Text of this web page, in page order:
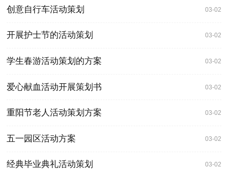
创意自行车活动策划 03-02
开展护士节的活动策划 03-02
学生春游活动策划的方案 03-02
爱心献血活动开展策划书 03-02
重阳节老人活动策划方案 03-02
五一园区活动方案 03-02
经典毕业典礼活动策划 03-02